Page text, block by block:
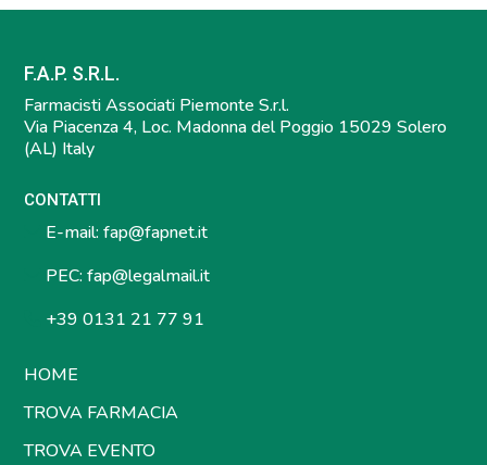
F.A.P. S.R.L.
Farmacisti Associati Piemonte S.r.l.
Via Piacenza 4, Loc. Madonna del Poggio 15029 Solero
(AL) Italy
CONTATTI
E-mail: fap@fapnet.it
PEC: fap@legalmail.it
+39 0131 21 77 91
HOME
TROVA FARMACIA
TROVA EVENTO